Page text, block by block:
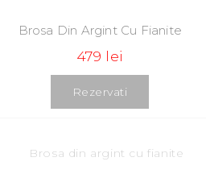
Brosa Din Argint Cu Fianite
479 lei
Rezervati